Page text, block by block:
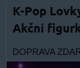
K-Pop
Akční
DOPRAVA